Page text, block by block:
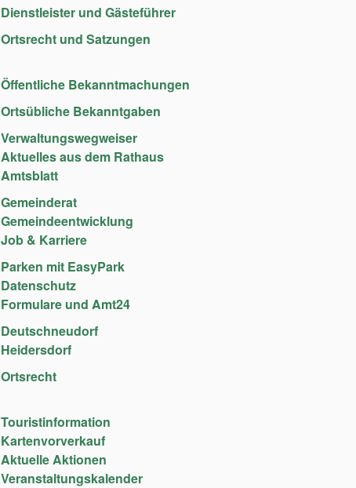
Dienstleister und Gästeführer
Ortsrecht und Satzungen
Öffentliche Bekanntmachungen
Ortsübliche Bekanntgaben
Verwaltungswegweiser
Aktuelles aus dem Rathaus
Amtsblatt
Gemeinderat
Gemeindeentwicklung
Job & Karriere
Parken mit EasyPark
Datenschutz
Formulare und Amt24
Deutschneudorf
Heidersdorf
Ortsrecht
Touristinformation
Kartenvorverkauf
Aktuelle Aktionen
Veranstaltungskalender